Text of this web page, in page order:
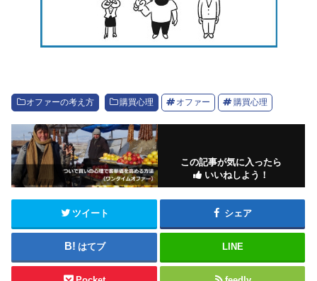
オファーの考え方 購買心理 オファー 購買心理
この記事が気に入ったら
いいねしよう！
ツイート シェア
はてブ LINE